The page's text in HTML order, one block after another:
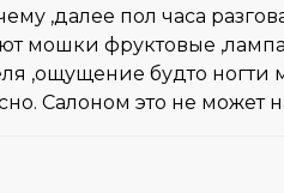
,далее пол часа
мошки фруктовые
,ощущение будто ногти
Салоном это не может